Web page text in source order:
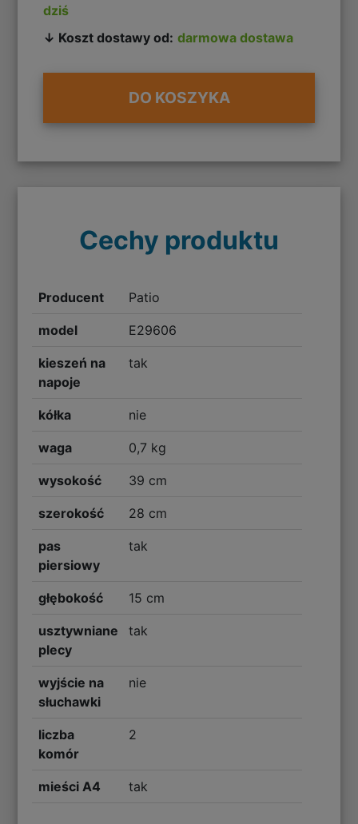
dziś
↓ Koszt dostawy od: darmowa dostawa
DO KOSZYKA
Cechy produktu
Producent Patio
model E29606
kieszeń na
napoje
tak
kółka nie
waga 0,7 kg
wysokość 39 cm
szerokość 28 cm
pas
piersiowy
tak
głębokość 15 cm
usztywniane
plecy
tak
wyjście na
słuchawki
nie
liczba
komór
2
mieści A4 tak